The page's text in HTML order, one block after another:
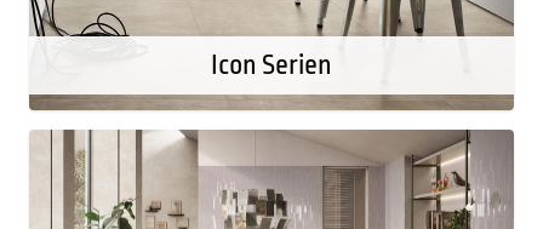
Icon Serien